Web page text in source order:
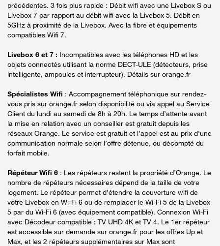
précédentes. 3 fois plus rapide : Débit wifi avec une Livebox S ou
Livebox 7 par rapport au débit wifi avec la Livebox 5. Débit en
5GHz à proximité de la Livebox. Avec la fibre et équipements
compatibles Wifi 7.
Livebox 6 et 7 : Incompatibles avec les téléphones HD et les
objets connectés utilisant la norme DECT-ULE (détecteurs, prise
intelligente, ampoules et interrupteur). Détails sur orange.fr
Spécialistes Wifi : Accompagnement téléphonique sur rendez-
vous pris sur orange.fr selon disponibilité ou via appel au Service
Client du lundi au samedi de 8h à 20h. Le temps d’attente avant
la mise en relation avec un conseiller est gratuit depuis les
réseaux Orange. Le service est gratuit et l’appel est au prix d’une
communication normale selon l’offre détenue, ou décompté du
forfait mobile.
Répéteur Wifi 6 : Les répéteurs restent la propriété d’Orange. Le
nombre de répéteurs nécessaires dépend de la taille de votre
logement. Le répéteur permet d’étendre la couverture wifi de
votre Livebox en Wi-Fi 6 ou de remplacer le Wi-Fi 5 de la Livebox
5 par du Wi-Fi 6 (avec équipement compatible). Connexion Wi-Fi
avec Décodeur compatible : TV UHD 4K et TV 4. Le 1er répéteur
est accessible sur demande sur orange.fr pour les offres Up et
Max, et les 2 répéteurs supplémentaires sur Max sont